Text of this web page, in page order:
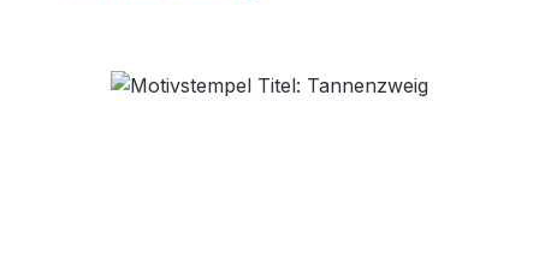
Bildergalerie überspringen